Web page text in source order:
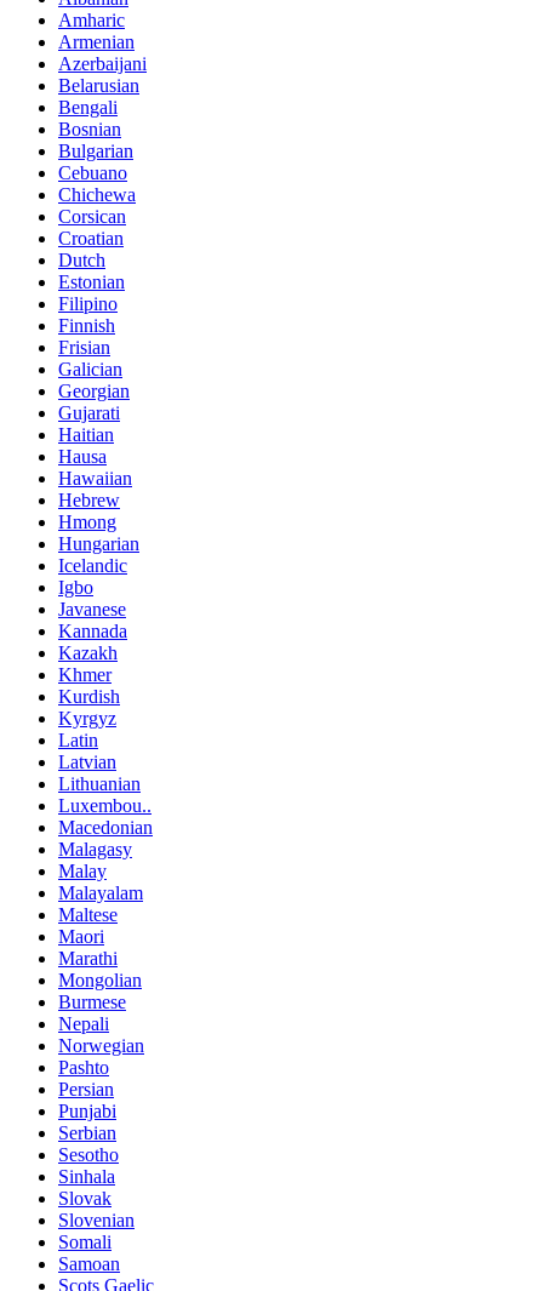
Amharic
Armenian
Azerbaijani
Belarusian
Bengali
Bosnian
Bulgarian
Cebuano
Chichewa
Corsican
Croatian
Dutch
Estonian
Filipino
Finnish
Frisian
Galician
Georgian
Gujarati
Haitian
Hausa
Hawaiian
Hebrew
Hmong
Hungarian
Icelandic
Igbo
Javanese
Kannada
Kazakh
Khmer
Kurdish
Kyrgyz
Latin
Latvian
Lithuanian
Luxembou..
Macedonian
Malagasy
Malay
Malayalam
Maltese
Maori
Marathi
Mongolian
Burmese
Nepali
Norwegian
Pashto
Persian
Punjabi
Serbian
Sesotho
Sinhala
Slovak
Slovenian
Somali
Samoan
Scots Gaelic